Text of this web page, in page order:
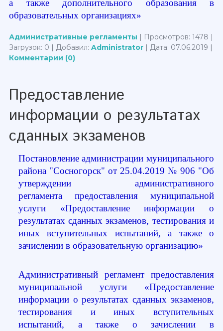
а также дополнительного образования в
образовательных организациях»
Административные регламенты | Просмотров: 1478 |
Загрузок: 0 | Добавил: Administrator | Дата: 07.06.2019 |
Комментарии (0)
Предоставление
информации о результатах
сданных экзаменов
Постановление администрации муниципального
района "Сосногорск" от 25.04.2019 № 906 "Об
утверждении административного
регламента предоставления муниципальной
услуги «Предоставление информации о
результатах сданных экзаменов, тестирования и
иных вступительных испытаний, а также о
зачислении в образовательную организацию»
Административный регламент предоставления
муниципальной услуги «Предоставление
информации о результатах сданных экзаменов,
тестирования и иных вступительных
испытаний, а также о зачислении в